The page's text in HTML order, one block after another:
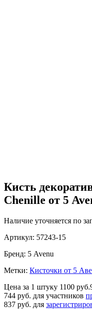
Кисть
Chenille от 5
Наличие уточняется по
Артикул: 57243-15
Бренд: 5 Avenu
Метки: Кисточки от 5
Цена за 1 штуку 1100 руб.
744 руб. для участников
837 руб. для